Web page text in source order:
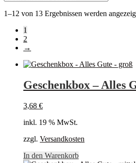
1–12 von 13 Ergebnissen werden
1
2
→
Geschenkbox – Alles
3,68 €
inkl. 19 % MwSt.
zzgl. Versandkosten
In den Warenkorb